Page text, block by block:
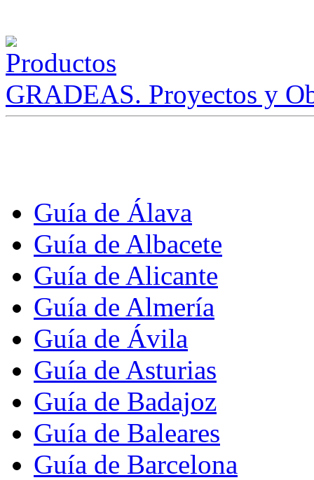
GRADEAS. Proyectos y
Guía de Álava
Guía de Albacete
Guía de Alicante
Guía de Almería
Guía de Ávila
Guía de Asturias
Guía de Badajoz
Guía de Baleares
Guía de Barcelona